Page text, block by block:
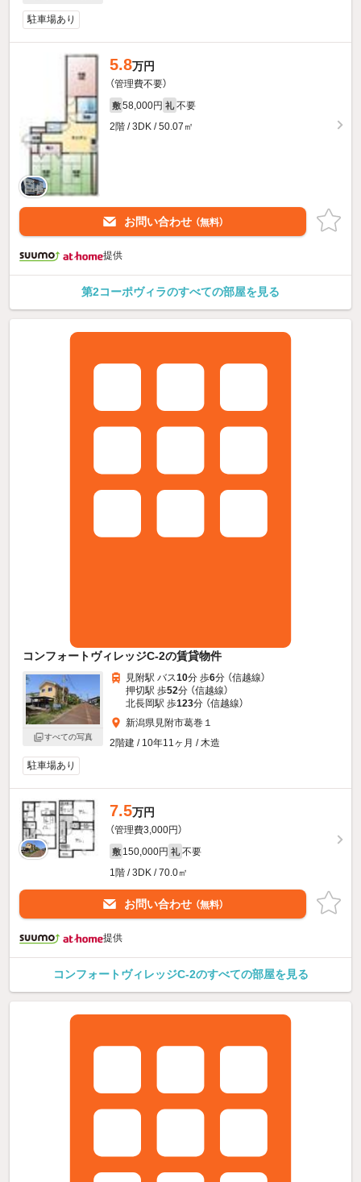
駐車場あり
5.8万円
（管理費不要）
敷 58,000円 礼 不要
2階 / 3DK / 50.07㎡
お問い合わせ （無料）
提供
第2コーポヴィラのすべての部屋を見る
コンフォートヴィレッジC-2の賃貸物件
すべての写真
見附駅 バス10分 歩6分 （信越線）
押切駅 歩52分 （信越線）
北長岡駅 歩123分 （信越線）
新潟県見附市葛巻１
2階建 / 10年11ヶ月 / 木造
駐車場あり
7.5万円
（管理費3,000円）
敷 150,000円 礼 不要
1階 / 3DK / 70.0㎡
お問い合わせ （無料）
提供
コンフォートヴィレッジC-2のすべての部屋を見る